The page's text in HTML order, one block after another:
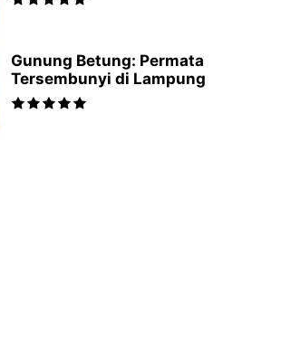
Gunung Betung: Permata
Tersembunyi di Lampung